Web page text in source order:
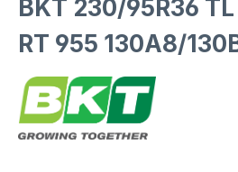
BKT 230/95R36
RT 955 130A8/